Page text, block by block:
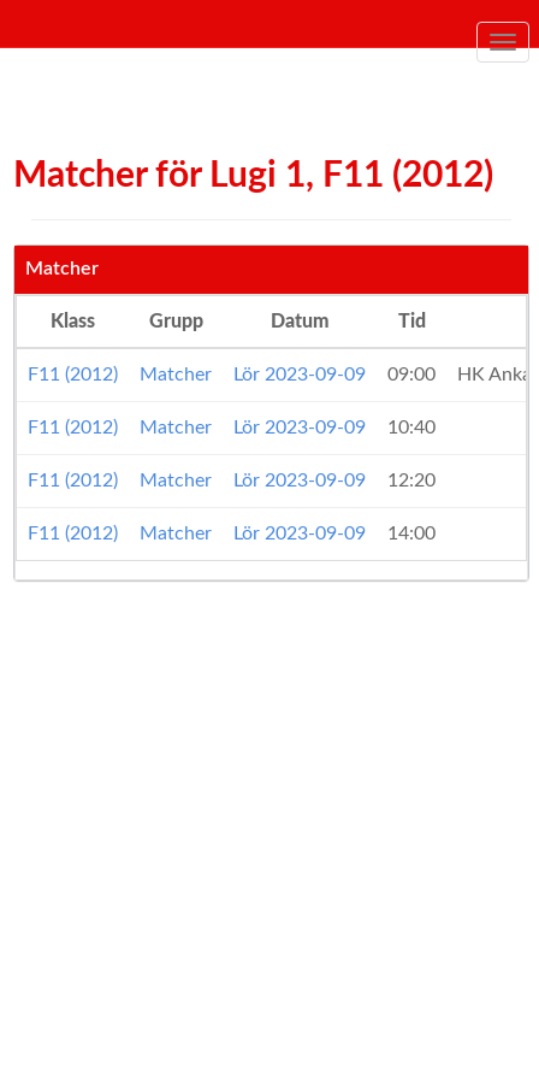
Matcher för Lugi 1, F11 (2012)
Matcher
Klass Grupp Datum Tid
F11 (2012) Matcher Lör 2023-09-09 09:00 HK
F11 (2012) Matcher Lör 2023-09-09 10:40
F11 (2012) Matcher Lör 2023-09-09 12:20
F11 (2012) Matcher Lör 2023-09-09 14:00